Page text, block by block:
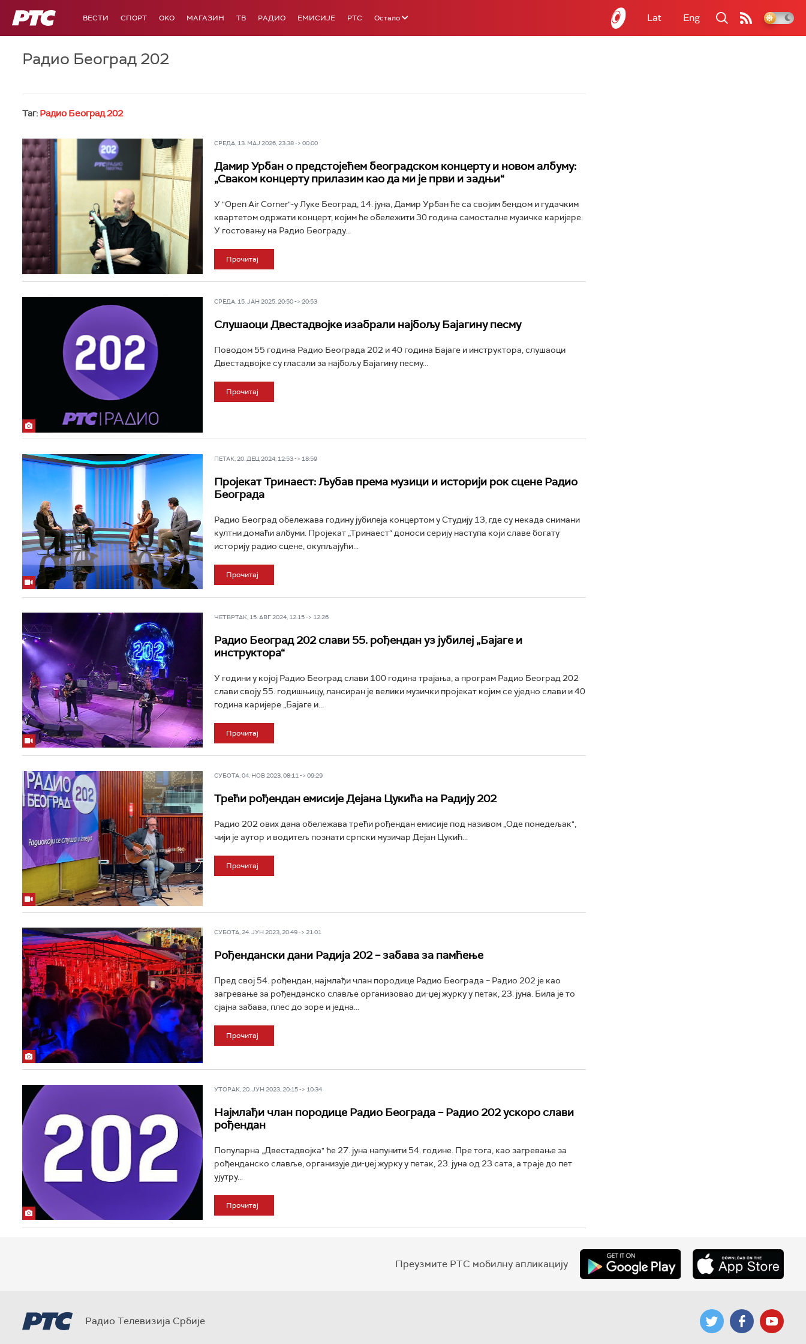
РТС ВЕСТИ СПОРТ OKO МАГАЗИН ТВ РАДИО ЕМИСИЈЕ РТС Остало Lat Eng
Радио Београд 202
Таг: Радио Београд 202
СРЕДА, 13. МАЈ 2026, 23:38 -> 00:00
Дамир Урбан о предстојећем београдском концерту и новом албуму:
„Сваком концерту прилазим као да ми је први и задњи“
У "Open Air Corner"-у Луке Београд, 14. јуна, Дамир Урбан ће са својим бендом и гудачким
квартетом одржати концерт, којим ће обележити 30 година самосталне музичке каријере.
У гостовању на Радио Београду...
Прочитај
СРЕДА, 15. ЈАН 2025, 20:50 -> 20:53
Слушаоци Двестадвојке изабрали најбољу Бајагину песму
Поводом 55 година Радио Београда 202 и 40 година Бајаге и инструктора, слушаоци
Двестадвојке су гласали за најбољу Бајагину песму...
Прочитај
ПЕТАК, 20. ДЕЦ 2024, 12:53 -> 18:59
Пројекат Тринаест: Љубав према музици и историји рок сцене Радио
Београда
Радио Београд обележава годину јубилеја концертом у Студију 13, где су некада снимани
култни домаћи албуми. Пројекат „Тринаест“ доноси серију наступа који славе богату
историју радио сцене, окупљајући...
Прочитај
ЧЕТВРТАК, 15. АВГ 2024, 12:15 -> 12:26
Радио Београд 202 слави 55. рођендан уз јубилеј „Бајаге и
инструктора“
У години у којој Радио Београд слави 100 година трајања, а програм Радио Београд 202
слави своју 55. годишњицу, лансиран је велики музички пројекат којим се уједно слави и 40
година каријере „Бајаге и...
Прочитај
СУБОТА, 04. НОВ 2023, 08:11 -> 09:29
Трећи рођендан емисије Дејана Цукића на Радију 202
Радио 202 ових дана обележава трећи рођендан емисије под називом „Оде понедељак",
чији је аутор и водитељ познати српски музичар Дејан Цукић...
Прочитај
СУБОТА, 24. ЈУН 2023, 20:49 -> 21:01
Рођендански дани Радија 202 – забава за памћење
Пред свој 54. рођендан, најмлађи члан породице Радио Београда – Радио 202 је као
загревање за рођенданско славље организовао ди-џеј журку у петак, 23. јуна. Била је то
сјајна забава, плес до зоре и једна...
Прочитај
УТОРАК, 20. ЈУН 2023, 20:15 -> 10:34
Најмлађи члан породице Радио Београда – Радио 202 ускоро слави
рођендан
Популарна „Двестадвојка" ће 27. јуна напунити 54. године. Пре тога, као загревање за
рођенданско славље, организује ди-џеј журку у петак, 23. јуна од 23 сата, а траје до пет
ујутру...
Прочитај
Преузмите РТС мобилну апликацију
Радио Телевизија Србије